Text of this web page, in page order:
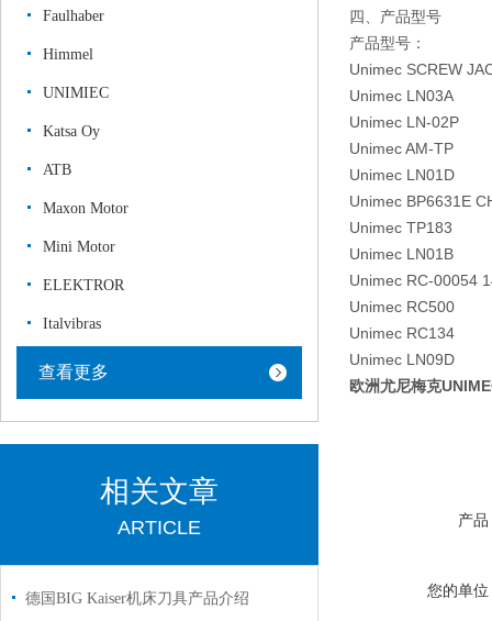
Faulhaber
Himmel
UNIMIEC
Katsa Oy
ATB
Maxon Motor
Mini Motor
ELEKTROR
Italvibras
查看更多
相关文章
ARTICLE
德国BIG Kaiser机床刀具产品介绍
四、产品型号
产品型号：
Unimec SCREW
Unimec LN03A
Unimec LN-02P
Unimec AM-TP
Unimec LN01D
Unimec BP6631E
Unimec TP183
Unimec LN01B
Unimec RC-00054
Unimec RC500
Unimec RC134
Unimec LN09D
欧洲尤尼梅克
产品
您的单位